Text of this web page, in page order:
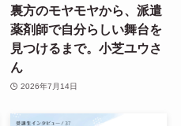
裏方のモヤモヤから、派遣
薬剤師で自分らしい舞台を
見つけるまで。小芝ユウさ
ん
2026年7月14日